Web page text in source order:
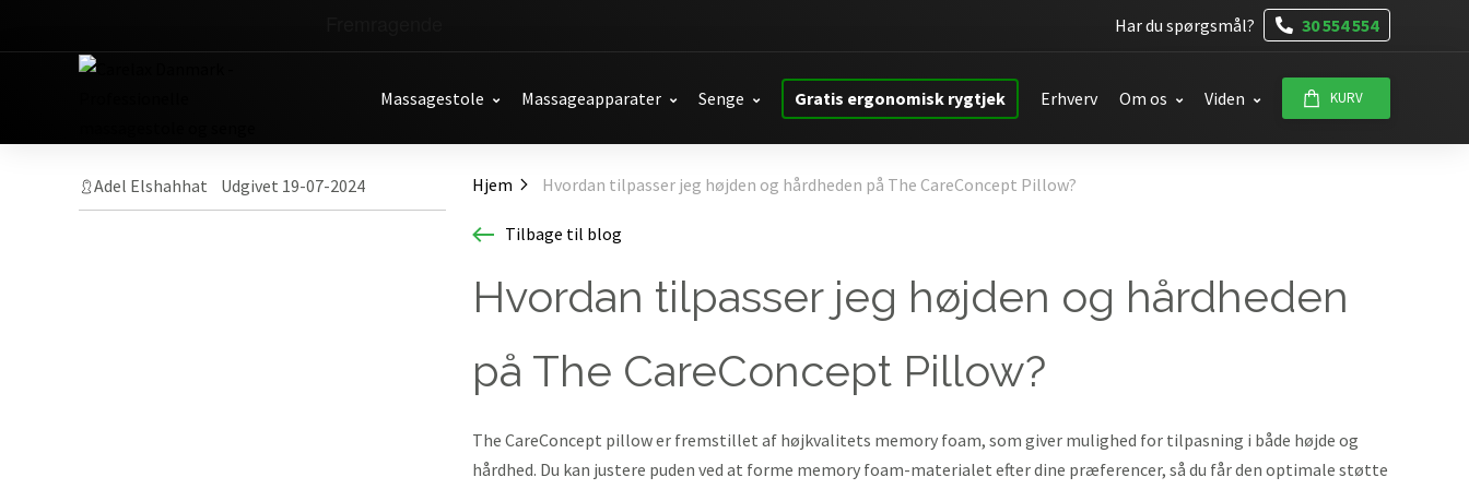
Har du spørgsmål? 30 554 554
Massagestole Massageapparater Senge Gratis ergonomisk rygtjek Erhverv Om os Viden KURV
Adel Elshahhat Udgivet 19-07-2024 Hjem Hvordan tilpasser jeg højden og hårdheden på The CareConcept Pillow?
Tilbage til blog
Hvordan tilpasser jeg højden og hårdheden
på The CareConcept Pillow?
The CareConcept pillow er fremstillet af højkvalitets memory foam, som giver mulighed for tilpasning i både højde og
hårdhed. Du kan justere puden ved at forme memory foam-materialet efter dine præferencer, så du får den optimale støtte